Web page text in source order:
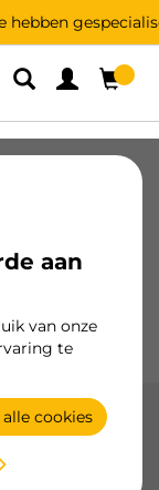
DE DICHTSTBIJZIJNDE
aan
van onze
te
cookies
hoogwaardig